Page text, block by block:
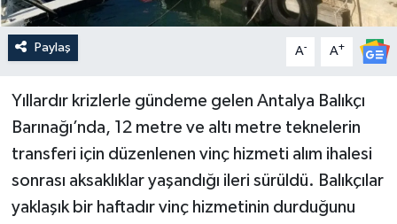
Paylaş A- A+
Yıllardır krizlerle gündeme gelen Antalya Balıkçı
Barınağı’nda, 12 metre ve altı metre teknelerin
transferi için düzenlenen vinç hizmeti alım ihalesi
sonrası aksaklıklar yaşandığı ileri sürüldü. Balıkçılar
yaklaşık bir haftadır vinç hizmetinin durduğunu
Spor